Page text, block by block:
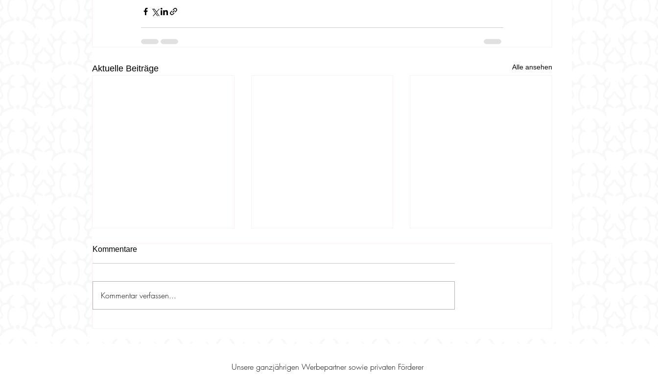
Aktuelle Beiträge Alle ansehen
Neuwied-Oberbieber -
der Remonte bis zur Kl. S -
Kommentare
Kommentar verfassen...
Unsere ganzjährigen Werbepartner sowie privaten Förderer